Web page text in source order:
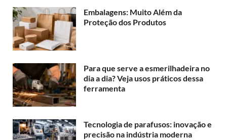
Embalagens: Muito Além da
Proteção dos Produtos
Para que serve a esmerilhadeira no
dia a dia? Veja usos práticos dessa
ferramenta
Tecnologia de parafusos: inovação e
precisão na indústria moderna